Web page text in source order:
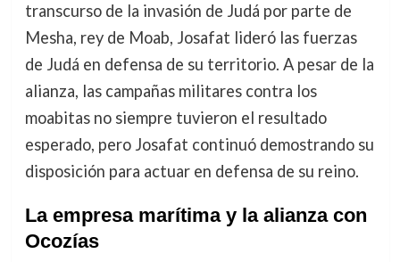
transcurso de la invasión de Judá por parte de
Mesha, rey de Moab, Josafat lideró las fuerzas
de Judá en defensa de su territorio. A pesar de la
alianza, las campañas militares contra los
moabitas no siempre tuvieron el resultado
esperado, pero Josafat continuó demostrando su
disposición para actuar en defensa de su reino.
La empresa marítima y la alianza con
Ocozías